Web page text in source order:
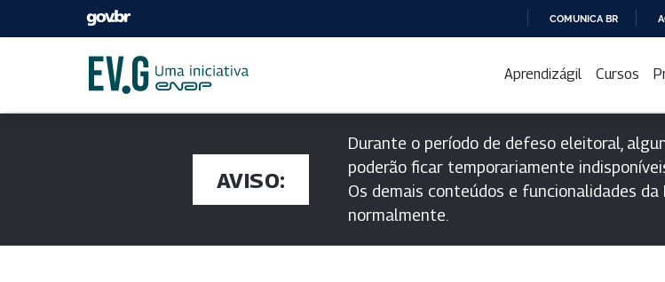
PARA
CONTEÚDO
COMUNICA BR
Aprendizágil Cursos
AVISO:
Durante o período de defeso eleitoral,
poderão ficar temporariamente
Os demais conteúdos e funcionalidades da
normalmente.